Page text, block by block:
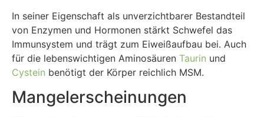
In seiner Eigenschaft als unverzichtbarer Bestandteil
von Enzymen und Hormonen stärkt Schwefel das
Immunsystem und trägt zum Eiweißaufbau bei. Auch
für die lebenswichtigen Aminosäuren Taurin und
Cystein benötigt der Körper reichlich MSM.
Mangelerscheinungen